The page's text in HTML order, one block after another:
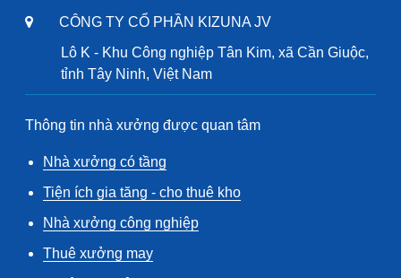
CÔNG TY CỔ PHẦN KIZUNA JV
Lô K - Khu Công nghiệp Tân Kim, xã Cần Giuộc,
tỉnh Tây Ninh, Việt Nam
Thông tin nhà xưởng được quan tâm
Nhà xưởng có tầng
Tiện ích gia tăng - cho thuê kho
Nhà xưởng công nghiệp
Thuê xưởng may